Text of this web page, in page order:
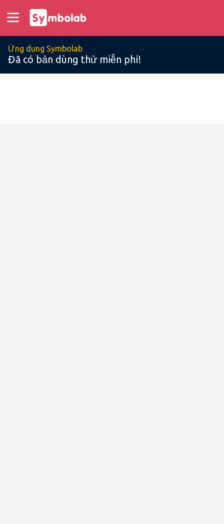
Ứng dụng Symbolab
Đã có bản dùng thử miễn phí!